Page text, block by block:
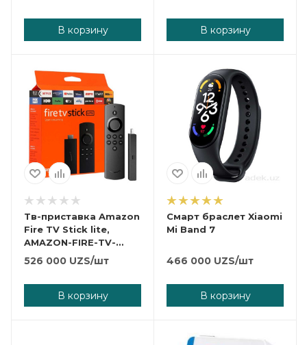
В корзину В корзину
Тв-приставка Amazon
Fire TV Stick lite,
AMAZON-FIRE-TV-
STICK-LITE
526 000 UZS/шт
В корзину
Смарт браслет Xiaomi
Mi Band 7
466 000 UZS/шт
В корзину